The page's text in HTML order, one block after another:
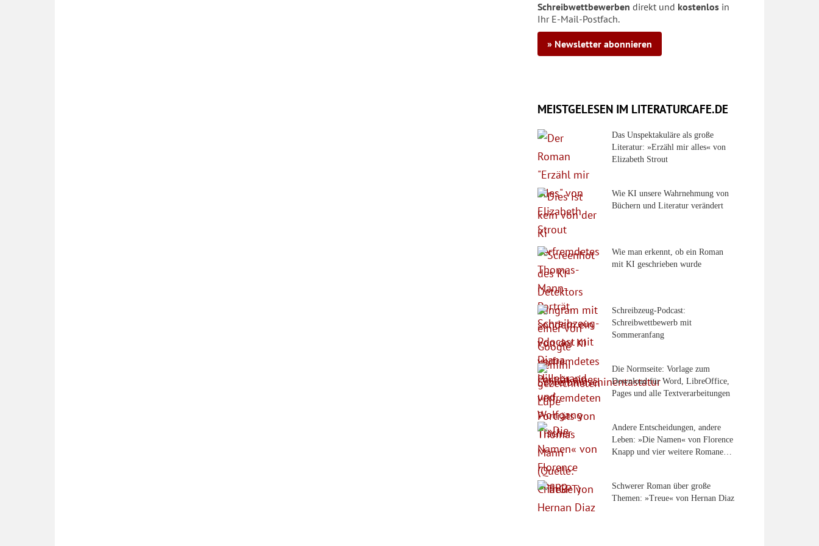
Schreibwettbewerben direkt und kostenlos in
Ihr E-Mail-Postfach.
» Newsletter abonnieren
MEISTGELESEN IM LITERATURCAFE.DE
Das Unspektakuläre als große
Literatur: »Erzähl mir alles« von
Elizabeth Strout
Wie KI unsere Wahrnehmung von
Büchern und Literatur verändert
Wie man erkennt, ob ein Roman
mit KI geschrieben wurde
Schreibzeug-Podcast:
Schreibwettbewerb mit
Sommeranfang
Die Normseite: Vorlage zum
Download für Word, LibreOffice,
Pages und alle Textverarbeitungen
Andere Entscheidungen, andere
Leben: »Die Namen« von Florence
Knapp und vier weitere Romane…
Schwerer Roman über große
Themen: »Treue« von Hernan Diaz